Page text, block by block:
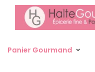
Panier Gourmand